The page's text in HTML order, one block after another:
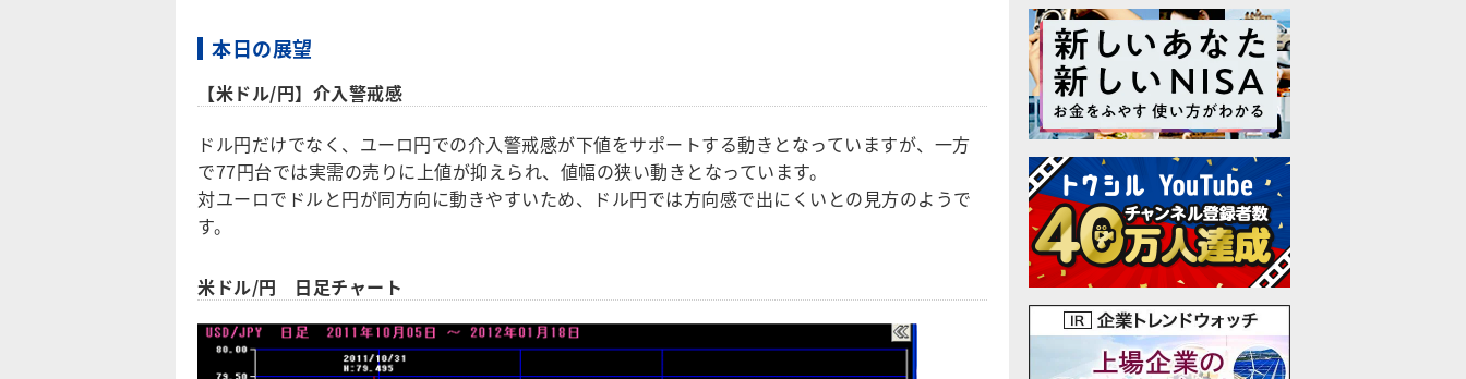
本日の展望
【米ドル/円】介入警戒感
ドル円だけでなく、ユーロ円での介入警戒感が下値をサポートする動きとなっていますが、一方
で77円台では実需の売りに上値が抑えられ、値幅の狭い動きとなっています。
対ユーロでドルと円が同方向に動きやすいため、ドル円では方向感で出にくいとの見方のようで
す。
米ドル/円 日足チャート